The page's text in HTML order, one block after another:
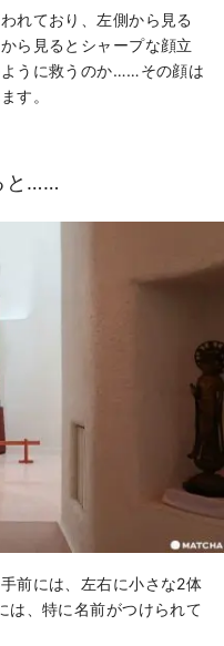
れており、左側から見る
ら見るとシャープな顔立
うに救うのか……その顔は
す。
と……
前には、左右に小さな2体
は、特に名前がつけられて